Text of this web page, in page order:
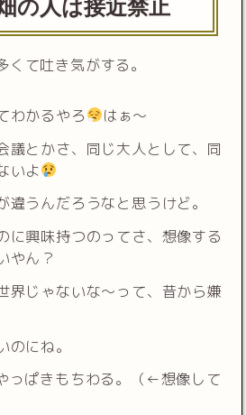
の人は接近禁止
て吐き気がする。
わかるやろ
はぁ〜
議とかさ、同じ大人として、同
いよ
違うんだろうなと思うけど。
に興味持つのってさ、想像する
やん？
界じゃないな〜って、昔から嫌
にね。
っぱきもちわる。（←想像して